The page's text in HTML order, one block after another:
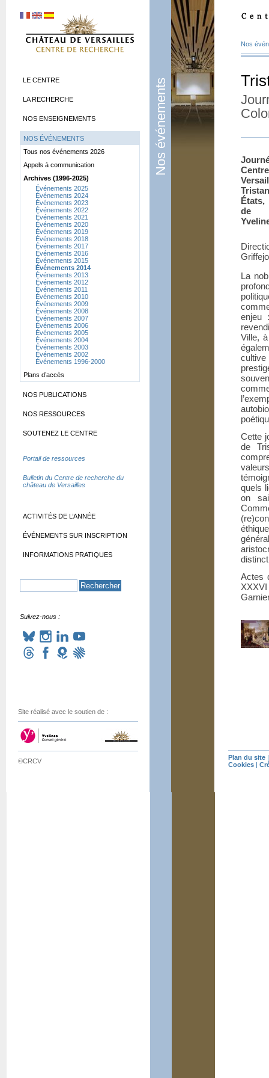
Nos événements
Nos
États,
de
La
enjeu
Ville,
cultive
Cette
de
quels
on
Actes
LE CENTRE
LA RECHERCHE
NOS ENSEIGNEMENTS
NOS ÉVÉNEMENTS
Tous nos événements 2026
Appels à communication
Archives (1996-2025)
Événements 2025
Événements 2024
Événements 2023
Événements 2022
Événements 2021
Événements 2020
Événements 2019
Événements 2018
Événements 2017
Événements 2016
Événements 2015
Événements 2014
Événements 2013
Événements 2012
Événements 2011
Événements 2010
Événements 2009
Événements 2008
Événements 2007
Événements 2006
Événements 2005
Événements 2004
Événements 2003
Événements 2002
Événements 1996-2000
Plans d’accès
NOS PUBLICATIONS
NOS RESSOURCES
SOUTENEZ LE CENTRE
Portail de ressources
Bulletin du Centre de recherche du
château de Versailles
ACTIVITÉS DE L’ANNÉE
ÉVÉNEMENTS SUR INSCRIPTION
INFORMATIONS PRATIQUES
Suivez-nous :
Site réalisé avec le soutien de :
©CRCV Plan du site
Cookies |